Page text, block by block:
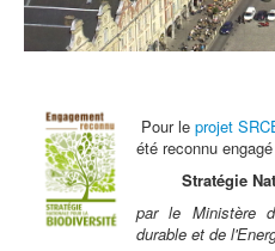
Centre de Ressources du
Contact
Pour le projet
été reconnu
Stratégie
par le Ministère
durable et de